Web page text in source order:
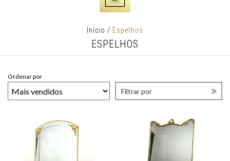
Início / Espelhos
ESPELHOS
Ordenar por
Filtrar por